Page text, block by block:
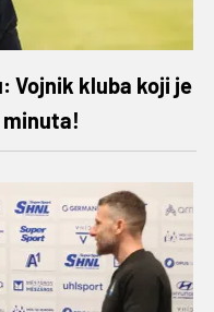
Vojnik kluba koji je